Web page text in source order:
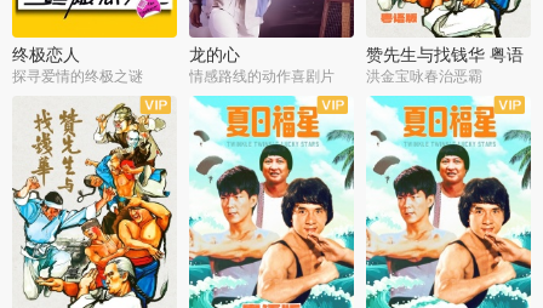
终极恋人
探寻爱情的终极之谜
龙的心
情感路线的动作喜剧片
赞先生与找钱华 粤语
版
洪金宝咏春治恶霸